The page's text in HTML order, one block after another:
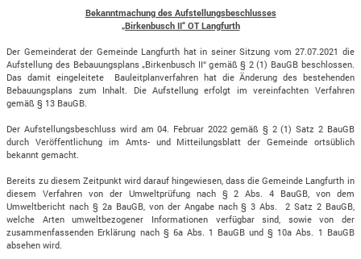
Bekanntmachung des Aufstellungsbeschlusses
„Birkenbusch II“ OT Langfurth
Der Gemeinderat der Gemeinde Langfurth hat in seiner Sitzung vom 27.07.2021 die
Aufstellung des Bebauungsplans „Birkenbusch II“ gemäß § 2 (1) BauGB beschlossen.
Das damit eingeleitete Bauleitplanverfahren hat die Änderung des bestehenden
Bebauungsplans zum Inhalt. Die Aufstellung erfolgt im vereinfachten Verfahren
gemäß § 13 BauGB.
Der Aufstellungsbeschluss wird am 04. Februar 2022 gemäß § 2 (1) Satz 2 BauGB
durch Veröffentlichung im Amts- und Mitteilungsblatt der Gemeinde ortsüblich
bekannt gemacht.
Bereits zu diesem Zeitpunkt wird darauf hingewiesen, dass die Gemeinde Langfurth in
diesem Verfahren von der Umweltprüfung nach § 2 Abs. 4 BauGB, von dem
Umweltbericht nach § 2a BauGB, von der Angabe nach § 3 Abs. 2 Satz 2 BauGB,
welche Arten umweltbezogener Informationen verfügbar sind, sowie von der
zusammenfassenden Erklärung nach § 6a Abs. 1 BauGB und § 10a Abs. 1 BauGB
absehen wird.